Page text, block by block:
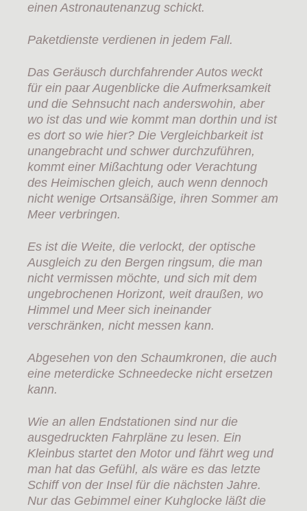
einen Astronautenanzug schickt.
Paketdienste verdienen in jedem Fall.
Das Geräusch durchfahrender Autos weckt
für ein paar Augenblicke die Aufmerksamkeit
und die Sehnsucht nach anderswohin, aber
wo ist das und wie kommt man dorthin und ist
es dort so wie hier? Die Vergleichbarkeit ist
unangebracht und schwer durchzuführen,
kommt einer Mißachtung oder Verachtung
des Heimischen gleich, auch wenn dennoch
nicht wenige Ortsansäßige, ihren Sommer am
Meer verbringen.
Es ist die Weite, die verlockt, der optische
Ausgleich zu den Bergen ringsum, die man
nicht vermissen möchte, und sich mit dem
ungebrochenen Horizont, weit draußen, wo
Himmel und Meer sich ineinander
verschränken, nicht messen kann.
Abgesehen von den Schaumkronen, die auch
eine meterdicke Schneedecke nicht ersetzen
kann.
Wie an allen Endstationen sind nur die
ausgedruckten Fahrpläne zu lesen. Ein
Kleinbus startet den Motor und fährt weg und
man hat das Gefühl, als wäre es das letzte
Schiff von der Insel für die nächsten Jahre.
Nur das Gebimmel einer Kuhglocke läßt die